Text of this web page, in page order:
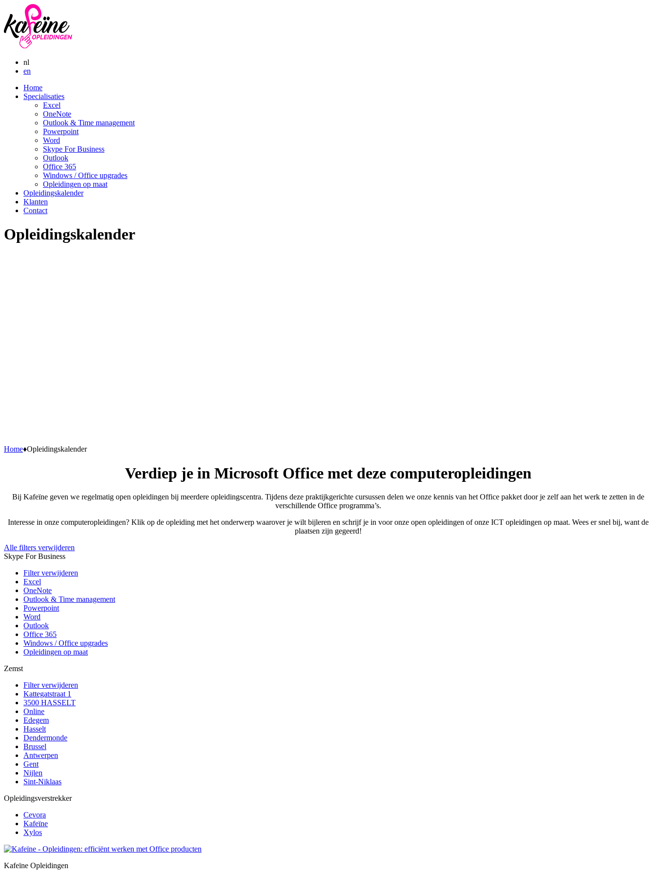
nl
en
Home
Specialisaties
Excel
OneNote
Outlook & Time management
Powerpoint
Word
Skype For Business
Outlook
Office 365
Windows / Office upgrades
Opleidingen op maat
Opleidingskalender
Klanten
Contact
Opleidingskalender
Home♦Opleidingskalender
Verdiep je in Microsoft Office met deze computeropleidingen
Bij Kafeïne geven we regelmatig open opleidingen bij meerdere opleidingscentra. Tijdens deze praktijkgerichte cursussen delen we onze kennis van het Office pakket door je zelf aan het werk te zetten in de
verschillende Office programma’s.
Interesse in onze computeropleidingen? Klik op de opleiding met het onderwerp waarover je wilt bijleren en schrijf je in voor onze open opleidingen of onze ICT opleidingen op maat. Wees er snel bij, want de
plaatsen zijn gegeerd!
Alle filters verwijderen
Skype For Business
Filter verwijderen
Excel
OneNote
Outlook & Time management
Powerpoint
Word
Outlook
Office 365
Windows / Office upgrades
Opleidingen op maat
Zemst
Filter verwijderen
Kattegatstraat 1
3500 HASSELT
Online
Edegem
Hasselt
Dendermonde
Brussel
Antwerpen
Gent
Nijlen
Sint-Niklaas
Opleidingsverstrekker
Cevora
Kafeïne
Xylos
Kafeïne Opleidingen